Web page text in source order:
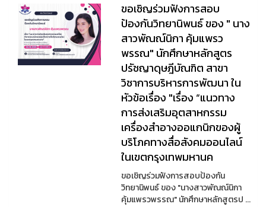
ขอเชิญร่วมฟังการสอบ
ป้องกันวิทยานิพนธ์ ของ " นาง
สาวพัณณ์นิกา คุ้มแพรว
พรรณ" นักศึกษาหลักสูตร
ปรัชญาดุษฎีบัณฑิต สาขา
วิชาการบริหารการพัฒนา ใน
หัวข้อเรื่อง "เรื่อง “แนวทาง
การส่งเสริมอุตสาหกรรม
เครื่องสำอางออแกนิกของผู้
บริโภคทางสื่อสังคมออนไลน์
ในเขตกรุงเทพมหานค
ขอเชิญร่วมฟังการสอบป้องกัน
วิทยานิพนธ์ ของ "นางสาวพัณณ์นิกา
คุ้มแพรวพรรณ" นักศึกษาหลักสูตรป ...